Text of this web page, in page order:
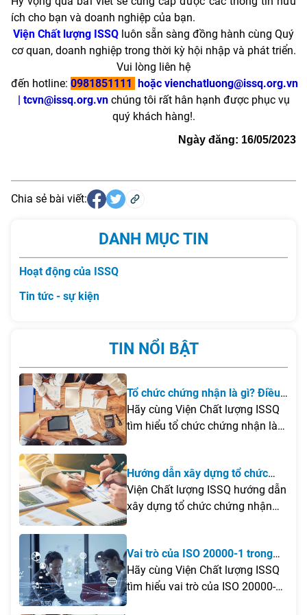
ích cho bạn và doanh nghiệp của bạn.
Viện Chất lượng ISSQ luôn sẵn sàng đồng hành cùng Quý
cơ quan, doanh nghiệp trong thời kỳ hội nhập và phát triển.
Vui lòng liên hệ
đến hotline: 0981851111 hoặc vienchatluong@issq.org.vn
| tcvn@issq.org.vnchúng tôi rất hân hạnh được phục vụ
quý khách hàng!.
Ngày đăng: 16/05/2023
Chia sẻ bài viết:
DANH MỤC TIN
Hoạt động của ISSQ
Tin tức - sự kiện
TIN NỔI BẬT
Tổ chức chứng nhận là gì? Điều
kiện để thành lập tổ chức chứng
nhận tại Việt Nam
Hãy cùng Viện Chất lượng ISSQ
tìm hiểu tổ chức chứng nhận là
gì, những điều kiện cần đáp ứng
để thành lập tại Việt Nam cũng
như các lưu ý quan trọng giúp
doanh nghiệp xây dựng tổ chức
chứng nhận hiệu quả và đúng
quy định.
Hướng dẫn xây dựng tổ chức
chứng nhận
Viện Chất lượng ISSQ hướng dẫn
xây dựng tổ chức chứng nhận
theo ISO/IEC 17021 và ISO/IEC
17065, từ khảo sát, đào tạo
chuyên gia, xây dựng hệ thống
quản lý đến đăng ký công nhận
và đưa tổ chức vào vận hành
theo đúng quy định của pháp
Vai trò của ISO 20000-1 trong
quá trình chuyển đổi số của
doanh nghiệp
Hãy cùng Viện Chất lượng ISSQ
tìm hiểu vai trò của ISO 20000-
1trong quá trình chuyển đổi số